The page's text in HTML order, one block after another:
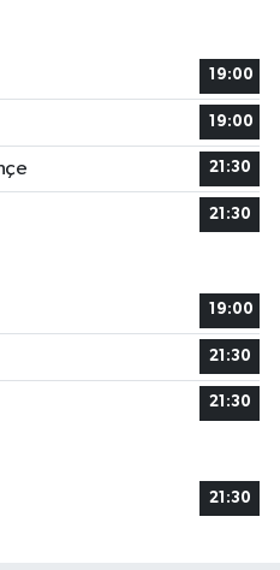
19:00
19:00
21:30
21:30
19:00
21:30
21:30
21:30